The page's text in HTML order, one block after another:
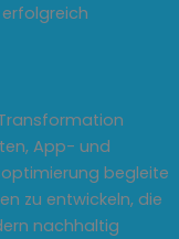
App- und
begleite
zu entwickeln, die
nachhaltig